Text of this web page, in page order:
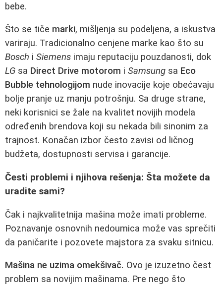
bebe.
Što se tiče marki, mišljenja su podeljena, a iskustva
variraju. Tradicionalno cenjene marke kao što su
Bosch i Siemens imaju reputaciju pouzdanosti, dok
LG sa Direct Drive motorom i Samsung sa Eco
Bubble tehnologijom nude inovacije koje obećavaju
bolje pranje uz manju potrošnju. Sa druge strane,
neki korisnici se žale na kvalitet novijih modela
određenih brendova koji su nekada bili sinonim za
trajnost. Konačan izbor često zavisi od ličnog
budžeta, dostupnosti servisa i garancije.
Česti problemi i njihova rešenja: Šta možete da
uradite sami?
Čak i najkvalitetnija mašina može imati probleme.
Poznavanje osnovnih nedoumica može vas sprečiti
da paničarite i pozovete majstora za svaku sitnicu.
Mašina ne uzima omekšivač. Ovo je izuzetno čest
problem sa novijim mašinama. Pre nego što